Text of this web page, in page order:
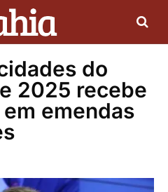
do
2025 recebe
emendas